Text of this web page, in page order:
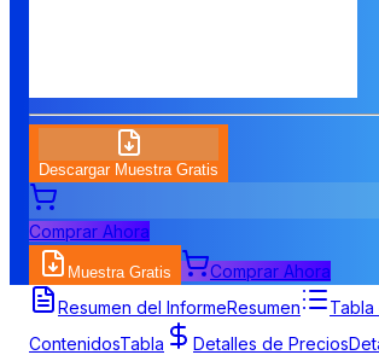
Descargar Muestra Gratis
Comprar Ahora
Muestra Gratis
Comprar Ahora
Resumen del InformeResumen
Tabla
ContenidosTabla Detalles de Precios